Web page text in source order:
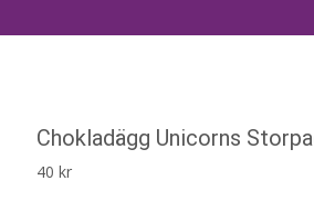
Chokladägg Unicorns
40 kr